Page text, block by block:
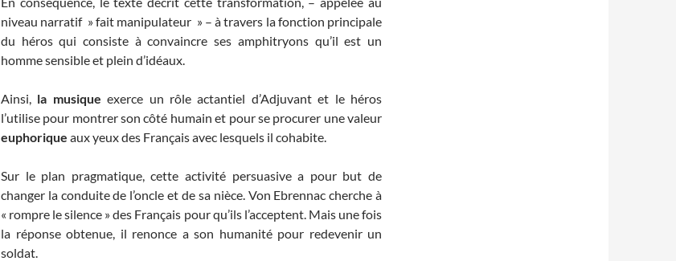
niveau narratif » fait manipulateur » – à travers la fonction principale
du héros qui consiste à convaincre ses amphitryons qu’il est un
homme sensible et plein d’idéaux.
Ainsi, la musique exerce un rôle actantiel d’Adjuvant et le héros
l’utilise pour montrer son côté humain et pour se procurer une valeur
euphorique aux yeux des Français avec lesquels il cohabite.
Sur le plan pragmatique, cette activité persuasive a pour but de
changer la conduite de l’oncle et de sa nièce. Von Ebrennac cherche à
« rompre le silence » des Français pour qu’ils l’acceptent. Mais une fois
la réponse obtenue, il renonce a son humanité pour redevenir un
soldat.